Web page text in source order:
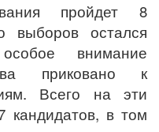
пройдет 8
выборов остался
внимание
приковано к
Всего на эти
кандидатов, в том